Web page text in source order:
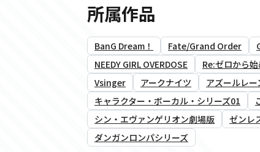
所属作品
BanG Dream！ Fate/Grand Order
NEEDY GIRL OVERDOSE
Re:ゼロから
Vsinger
アークナイツ アズールレー
キャラクター・ボーカル・シリーズ01
シン・エヴァンゲリオン劇場版
ゼンレ
ダンガンロンパシリーズ